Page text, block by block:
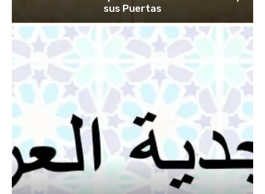
sus Puertas